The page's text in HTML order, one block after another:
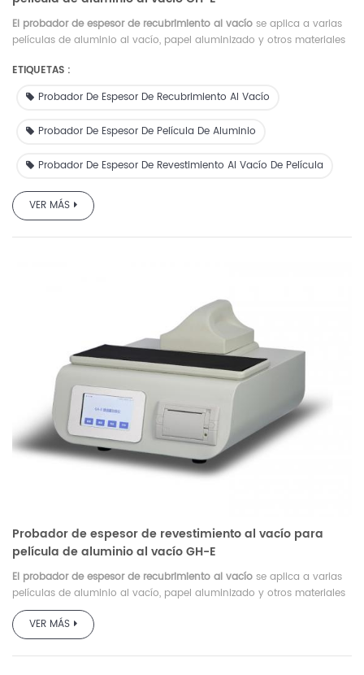
El probador de espesor de recubrimiento al vacío se aplica a varias
películas de aluminio al vacío, papel aluminizado y otros materiales
uniformidad, el espesor, etc.
ETIQUETAS :
Probador De Espesor De Recubrimiento Al Vacío
Probador De Espesor De Película De Aluminio
Probador De Espesor De Revestimiento Al Vacío De Película
VER MÁS
Probador de espesor de revestimiento al vacío para
película de aluminio al vacío GH-E
El probador de espesor de recubrimiento al vacío se aplica a varias
películas de aluminio al vacío, papel aluminizado y otros materiales
de recubrimiento conductores para probar el valor de resistencia, la
uniformidad, el espesor, etc.
VER MÁS